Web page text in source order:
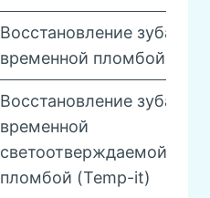
Восстановление зуба
временной пломбой
Восстановление зуба
временной
светоотверждаемой
пломбой (Temp-it)